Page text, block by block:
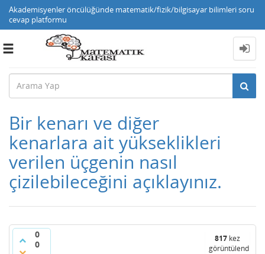
Akademisyenler öncülüğünde matematik/fizik/bilgisayar bilimleri soru
cevap platformu
Toggle
Bir kenarı ve diğer
kenarlara ait yükseklikleri
verilen üçgenin nasıl
çizilebileceğini açıklayınız.
0
0
817 kez
görüntülendi